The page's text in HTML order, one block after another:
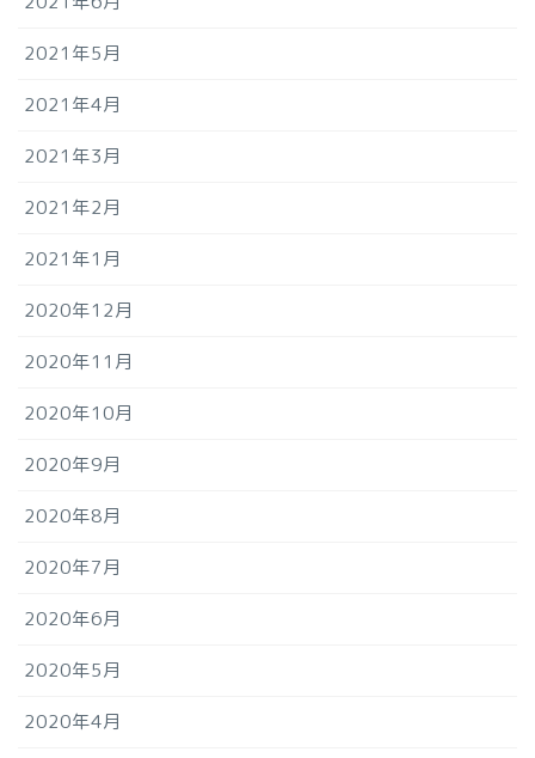
2021年5月
2021年4月
2021年3月
2021年2月
2021年1月
2020年12月
2020年11月
2020年10月
2020年9月
2020年8月
2020年7月
2020年6月
2020年5月
2020年4月